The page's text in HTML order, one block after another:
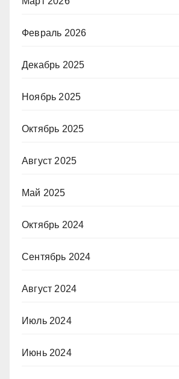
Февраль 2026
Декабрь 2025
Ноябрь 2025
Октябрь 2025
Август 2025
Май 2025
Октябрь 2024
Сентябрь 2024
Август 2024
Июль 2024
Июнь 2024